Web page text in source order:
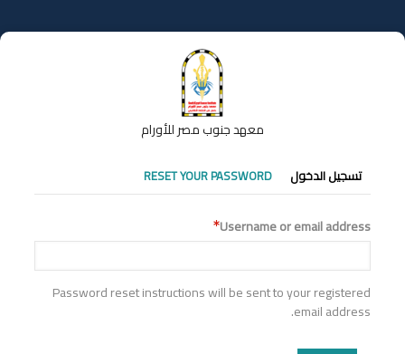
إلى
المحتوى
معهد جنوب مصر للأورام
التبويبات
الأساسية
تسجيل الدخول RESET YOUR PASSWORD
Username or email address
Password reset instructions will be sent to your registered
email address.